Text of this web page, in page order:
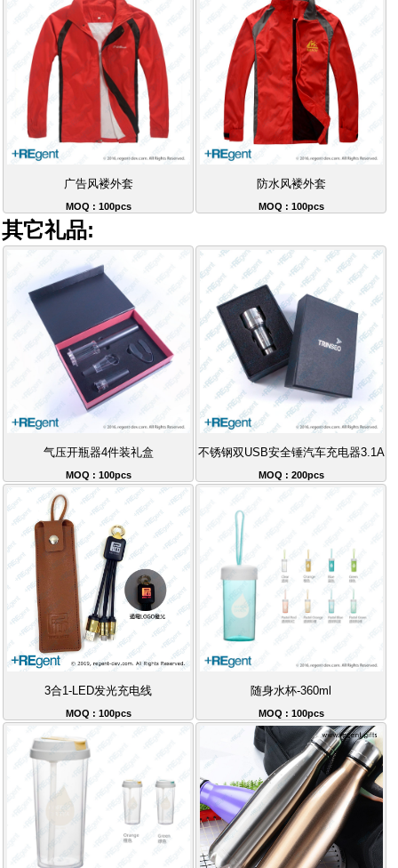
广告风褛外套
MOQ : 100pcs
防水风褛外套
MOQ : 100pcs
其它礼品:
气压开瓶器4件装礼盒
MOQ : 100pcs
不锈钢双USB安全锤汽车充电器3.1A
MOQ : 200pcs
3合1-LED发光充电线
MOQ : 100pcs
随身水杯-360ml
MOQ : 100pcs